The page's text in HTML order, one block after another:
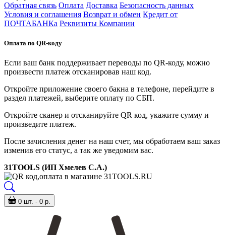
Обратная связь Оплата Доставка Безопасность данных
Условия и соглашения Возврат и обмен Кредит от
ПОЧТАБАНКа Реквизиты Компании
Оплата по QR-коду
Если ваш банк поддерживает переводы по QR-коду, можно
произвести платеж отсканировав наш код.
Откройте приложение своего бакна в телефоне, перейдите в
раздел платежей, выберите оплату по СБП.
Откройте сканер и отсканируйте QR код, укажите сумму и
произведите платеж.
После зачисления денег на наш счет, мы обработаем ваш заказ
изменив его статус, а так же уведомим вас.
31TOOLS (ИП Хмелев С.А.)
0 шт. - 0 р.